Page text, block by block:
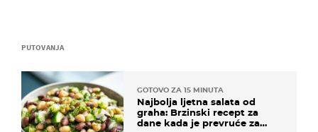
PUTOVANJA
GOTOVO ZA 15 MINUTA
Najbolja ljetna salata od
graha: Brzinski recept za
dane kada je prevruće za